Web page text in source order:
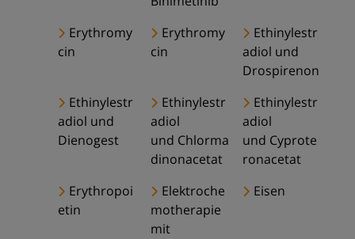
Erythromy
cin
Erythromy
cin
Ethinylestr
adiol und
Drospirenon
Ethinylestr
adiol und
Dienogest
Ethinylestr
adiol
und Chlorma
dinonacetat
Ethinylestr
adiol
und Cyprote
ronacetat
Erythropoi
etin
Elektroche
motherapie
mit
Eisen